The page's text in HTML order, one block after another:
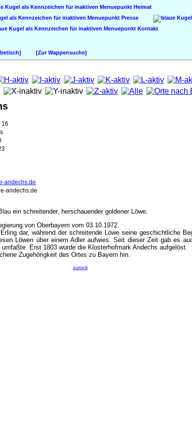
Heimat
Presse
Kontakt
[Zur Wappensuche]
16
andechs.de
andechs.de
ein schreitender, herschauender goldener Löwe.
von Oberbayern vom 03.10.1972.
dar, während der schreitende Löwe seine geschichtliche
Löwen über einem Adler aufwies. Seit dieser Zeit gab es
Erst 1803 wurde die Klosterhofmark Andechs aufgelöst.
Zugehörigkeit des Ortes zu Bayern hin.
zurück